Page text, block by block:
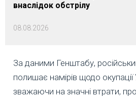
внаслідок обстрілу
08.08.2026
За даними Генштабу,
полишає намірів щодо окупації
зважаючи на значні втрати,